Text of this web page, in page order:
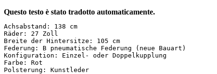
Questo testo è stato tradotto automaticamente.
Achsabstand: 138 cm
Räder: 27 Zoll
Breite der Hintersitze: 105 cm
Federung: B pneumatische Federung (neue Bauart)
Konfiguration: Einzel- oder Doppelkupplung
Farbe: Rot
Polsterung: Kunstleder